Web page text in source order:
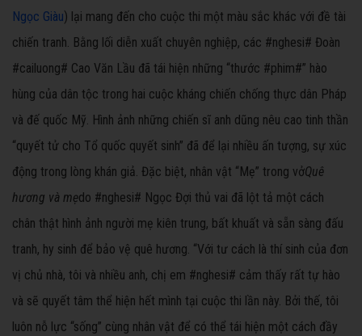
Ngọc Giàu) lại mang đến cho cuộc thi một màu sắc khác với đề tài
chiến tranh. Bằng lối diễn xuất chuyên nghiệp, các #nghesi# Đoàn
#cailuong# Cao Văn Lầu đã tái hiện những “thước #phim#” hào
hùng của dân tộc trong hai cuộc kháng chiến chống thực dân Pháp
và đế quốc Mỹ. Hình ảnh những chiến sĩ anh dũng nêu cao tinh thần
“quyết tử cho Tổ quốc quyết sinh” đã để lại nhiều ấn tượng, sự xúc
động trong lòng khán giả. Đặc biệt, nhân vật “Mẹ” trong vởQuê
hương và mẹdo #nghesi# Ngọc Đợi thủ vai đã lột tả một cách
chân thật hình ảnh người mẹ kiên trung, bất khuất và sẵn sàng đấu
tranh, hy sinh để bảo vệ quê hương. “Với tư cách là thí sinh của đơn
vị chủ nhà, tôi và nhiều anh, chị em #nghesi# cảm thấy rất tự hào
và sẽ quyết tâm thể hiện hết mình tại cuộc thi lần này. Bởi thế, tôi
luôn nỗ lực “sống” cùng nhân vật để có thể tái hiện một cách đầy